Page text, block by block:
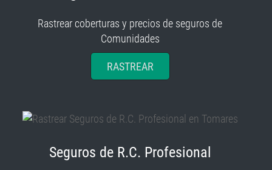
Rastrear coberturas y precios de seguros de
Comunidades
RASTREAR
Seguros de R.C. Profesional